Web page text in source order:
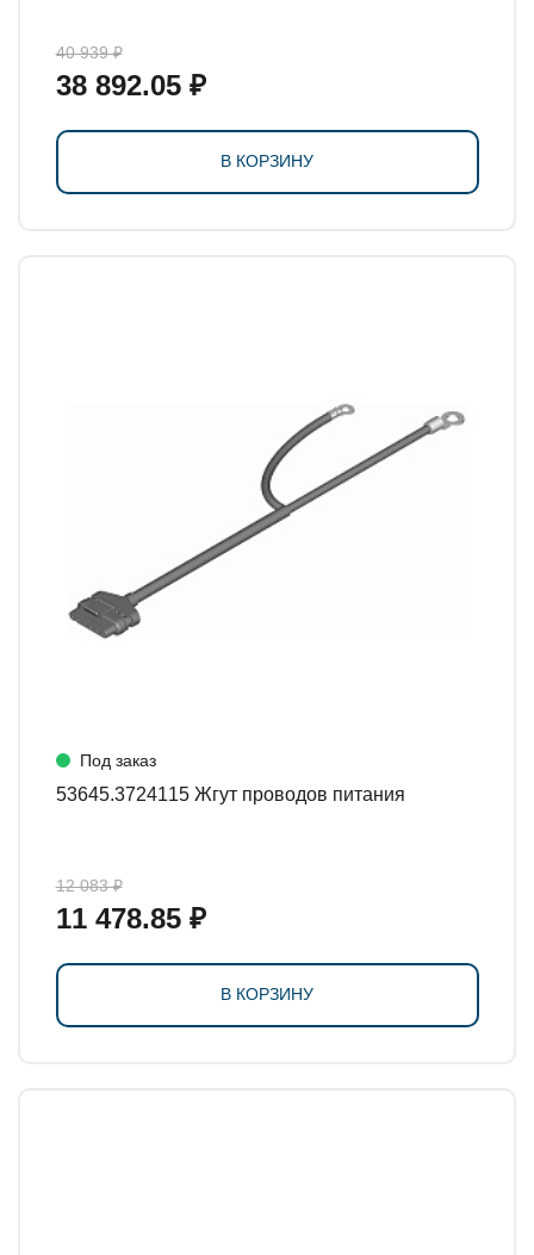
40 939 ₽
38 892.05 ₽
В КОРЗИНУ
Под заказ
53645.3724115 Жгут проводов питания
12 083 ₽
11 478.85 ₽
В КОРЗИНУ